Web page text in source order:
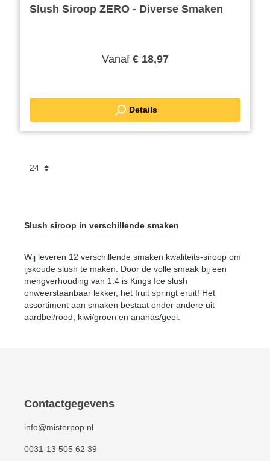
Slush Siroop ZERO - Diverse Smaken
Vanaf € 18,97
Details
Slush siroop in verschillende smaken
Wij leveren 12 verschillende smaken kwaliteits-siroop om
ijskoude slush te maken. Door de volle smaak bij een
mengverhouding van 1:4 is Kings Ice slush
onweerstaanbaar lekker, het fruit springt eruit! Het
assortiment aan smaken bestaat onder andere uit
aardbei/rood, kiwi/groen en ananas/geel.
Contactgegevens
info@misterpop.nl
0031-13 505 62 39